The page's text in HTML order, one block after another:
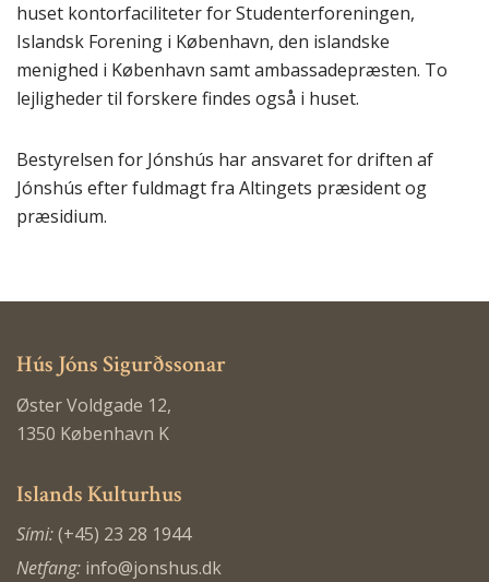
huset kontorfaciliteter for Studenterforeningen,
Islandsk Forening i København, den islandske
menighed i København samt ambassadepræsten. To
lejligheder til forskere findes også i huset.
Bestyrelsen for Jónshús har ansvaret for driften af
Jónshús efter fuldmagt fra Altingets præsident og
præsidium.
Hús Jóns Sigurðssonar
Øster Voldgade 12,
1350 København K
Islands Kulturhus
Sími:(+45) 23 28 1944
Netfang: info@jonshus.dk